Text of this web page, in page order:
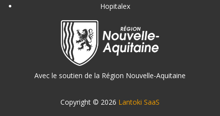
Hopitalex
Avec le soutien de la Région Nouvelle-Aquitaine
Copyright © 2026 Lantoki SaaS